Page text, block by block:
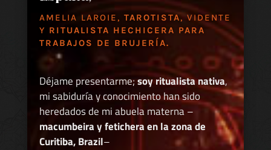
AMELIA LAROIE, TAROTISTA, VIDENTE
Y RITUALISTA HECHICERA PARA
TRABAJOS DE BRUJERÍA.
Déjame presentarme;soy ritualista nativa,
mi sabiduría y conocimiento han sido
heredados de mi abuela materna –
macumbeira y fetichera en la zona de
Curitiba, Brazil–